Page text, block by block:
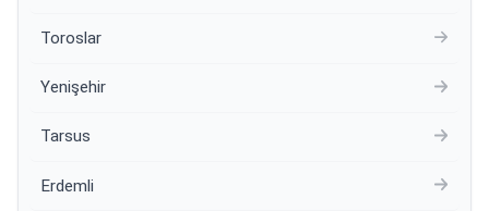
Toroslar
Yenişehir
Tarsus
Erdemli